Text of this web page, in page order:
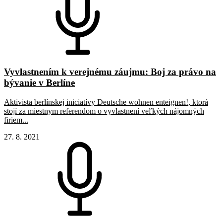
Vyvlastnením k verejnému záujmu: Boj za právo na
bývanie v Berlíne
Aktivista berlínskej iniciatívy Deutsche wohnen enteignen!, ktorá
stojí za miestnym referendom o vyvlastnení veľkých nájomných
firiem...
27. 8. 2021